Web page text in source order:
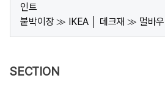
인트
붙박이장 ≫ IKEA │ 데크재 ≫ 멀바
SECTION